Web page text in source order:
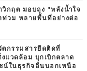
กฤต มอบถุง “พลังน้ำใจ
ท่วม หลายพื้นที่อย่างต่อ
ตกรรมสารยึดติดที่
แวดล้อม บุกเบิกตลาด
น์ในธุรกิจอื่นนอกเหนือ